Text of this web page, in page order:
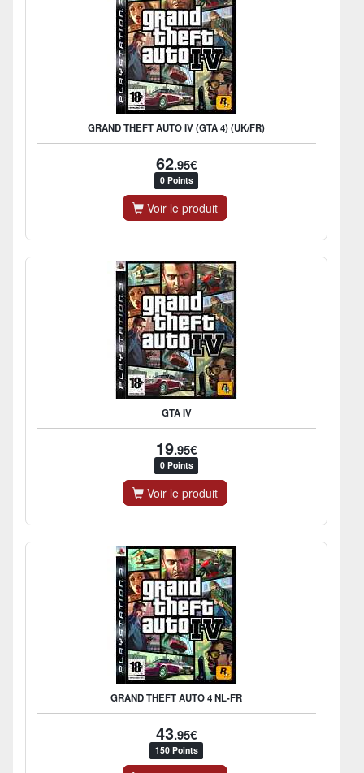
GRAND THEFT AUTO IV (GTA 4) (UK/FR)
62.95€
0 Points
Voir le produit
GTA IV
19.95€
0 Points
Voir le produit
GRAND THEFT AUTO 4 NL-FR
43.95€
150 Points